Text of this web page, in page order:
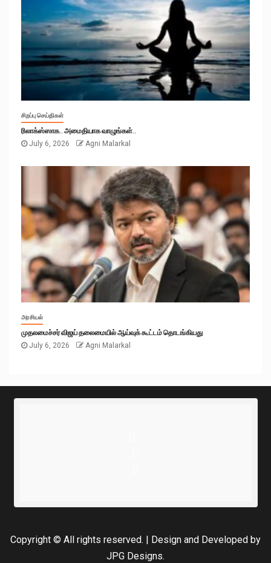
சிறப்பு செய்திகள்
ரிலாக்ஸ்ஸாக.. அமைதியாக வாழுங்கள்..
July 6, 2026
Agni Malarkal
அரசியல்
முதலமைச்சர் விஜய் தலைமையில் ஆய்வுக் கூட்டம் தொடங்கியது
July 6, 2026
Agni Malarkal
Copyright © All rights reserved. | Design and Developed by
JPG Designs.